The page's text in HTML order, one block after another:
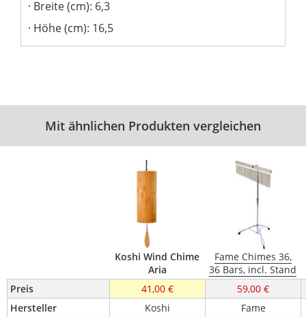
Breite (cm): 6,3
Höhe (cm): 16,5
Mit ähnlichen Produkten vergleichen
Koshi Wind Chime
Aria
Fame Chimes 36,
36 Bars, incl. Stand
Preis
41,00 €
59,00 €
Hersteller
Koshi
Fame